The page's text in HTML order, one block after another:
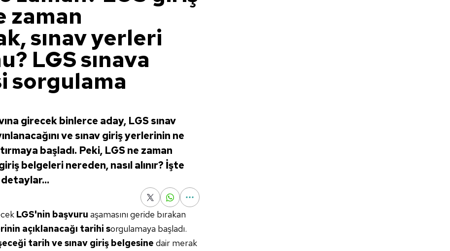
zaman
sınav yerleri
LGS sınava
sorgulama
girecek binlerce aday, LGS sınav
ve sınav giriş yerlerinin ne
başladı. Peki, LGS ne zaman
belgeleri nereden, nasıl alınır? İşte
LGS'nin başvuru aşamasını geride bırakan
açıklanacağı tarihi sorgulamaya başladı.
tarih ve sınav giriş belgesine dair merak